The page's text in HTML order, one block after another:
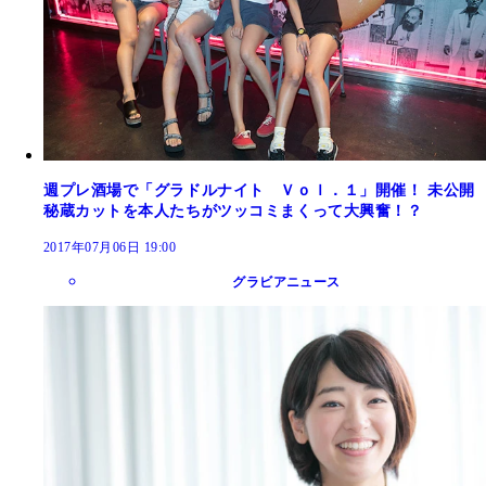
週プレ酒場で「グラドルナイト Ｖｏｌ．１」開催！ 未公開
秘蔵カットを本人たちがツッコミまくって大興奮！？
2017年07月06日 19:00
グラビアニュース